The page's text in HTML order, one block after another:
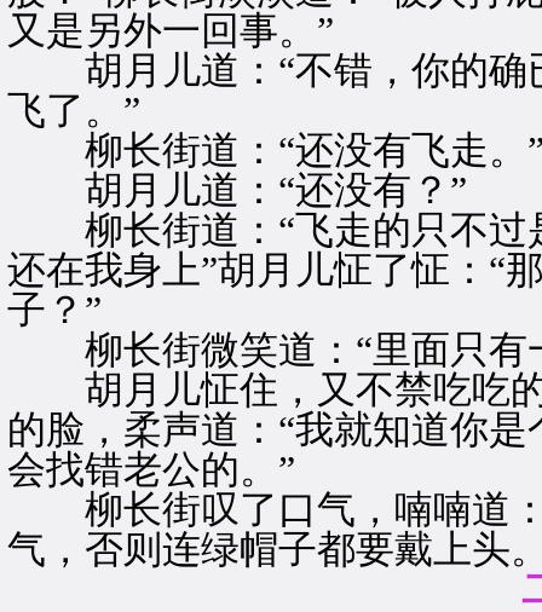
又是另外一回事。”
胡月儿道：“不错，你的确
飞了。”
柳长街道：“还没有飞走。
胡月儿道：“还没有？”
柳长街道：“飞走的只不过
还在我身上”胡月儿怔了怔：“
子？”
柳长街微笑道：“里面只有
胡月儿怔住，又不禁吃吃的
的脸，柔声道：“我就知道你
会找错老公的。”
柳长街叹了口气，喃喃道：
气，否则连绿帽子都要戴上头